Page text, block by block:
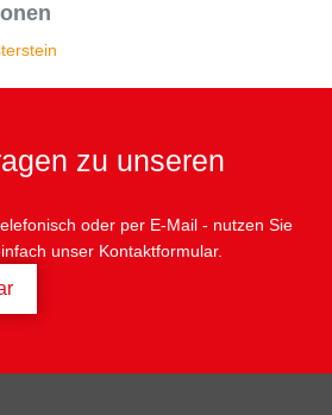
zu unseren
oder per E-Mail - nutzen Sie
unser Kontaktformular.